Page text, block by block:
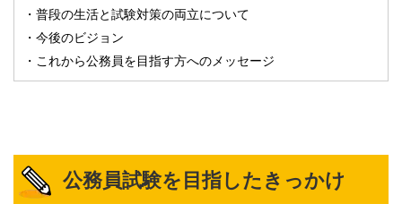
・普段の生活と試験対策の両立について
・今後のビジョン
・これから公務員を目指す方へのメッセージ
公務員試験を目指したきっかけ